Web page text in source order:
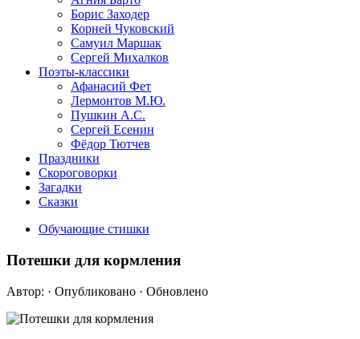
Борис Заходер
Корней Чуковский
Самуил Маршак
Сергей Михалков
Поэты-классики
Афанасий Фет
Лермонтов М.Ю.
Пушкин А.С.
Сергей Есенин
Фёдор Тютчев
Праздники
Скороговорки
Загадки
Сказки
Обучающие стишки
Потешки для кормления
Автор: · Опубликовано · Обновлено